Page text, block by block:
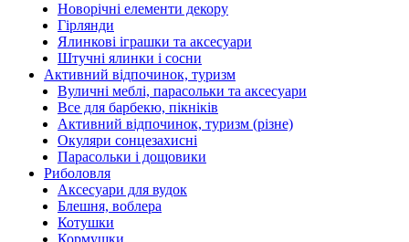
Новорічні елементи декору
Гірлянди
Ялинкові іграшки та аксесуари
Штучні ялинки і сосни
Активний відпочинок, туризм
Вуличні меблі, парасольки та аксесуари
Все для барбекю, пікніків
Активний відпочинок, туризм (різне)
Окуляри сонцезахисні
Парасольки і дощовики
Риболовля
Аксесуари для вудок
Блешня, воблера
Котушки
Кормушки